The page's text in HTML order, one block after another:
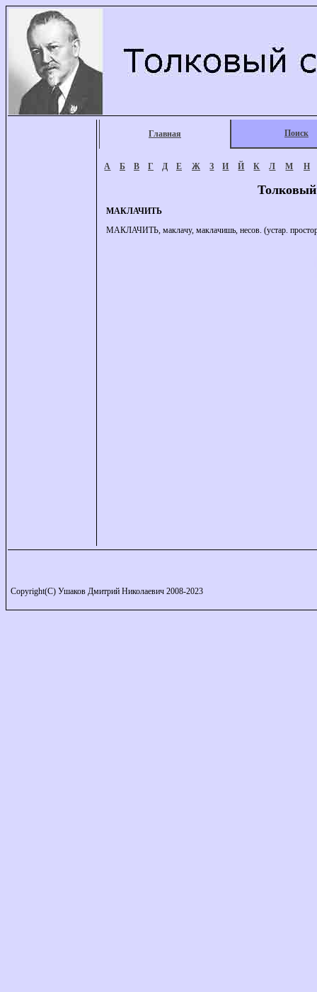
Главная Поиск
А Б В Г Д Е Ж З И Й К Л М Н
МАКЛАЧИТЬ
МАКЛАЧИТЬ, маклачу, маклачишь, несов. (устар.
Copyright(C) Ушаков Дмитрий Николаевич 2008-2023